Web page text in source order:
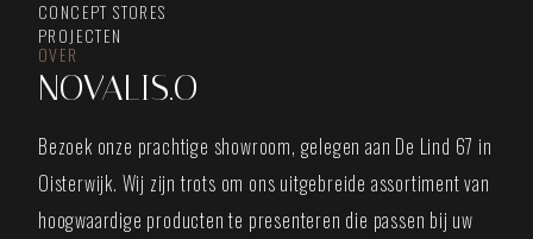
CONCEPT STORES
PROJECTEN
OVER
NOVALIS.O
Bezoek onze prachtige showroom, gelegen aan De Lind 67 in
Oisterwijk. Wij zijn trots om ons uitgebreide assortiment van
hoogwaardige producten te presenteren die passen bij uw